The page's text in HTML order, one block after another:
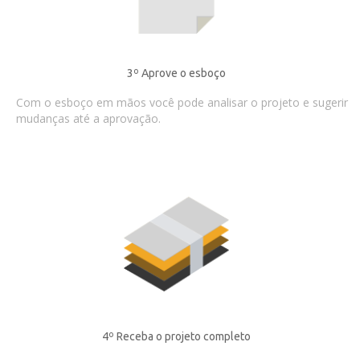
3º Aprove o esboço
Com o esboço em mãos você pode analisar o projeto e sugerir
mudanças até a aprovação.
4º Receba o projeto completo